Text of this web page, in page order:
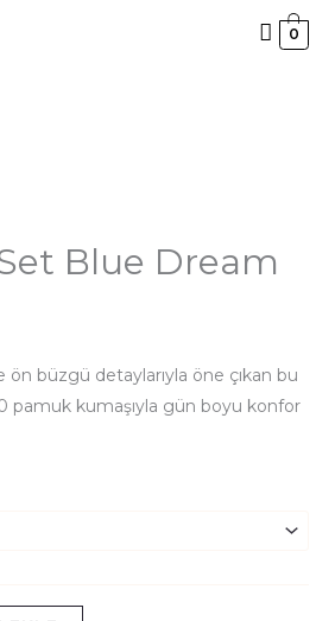
0
Blue Dream
büzgü detaylarıyla öne çıkan bu
pamuk kumaşıyla gün boyu konfor